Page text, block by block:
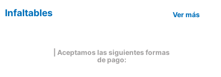
Infaltables Ver más
| Aceptamos las siguientes formas
de pago: